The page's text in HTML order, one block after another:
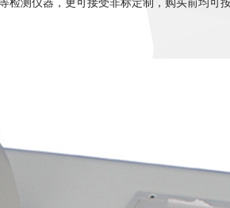
检测仪器，更可接受非标定制，购买前均可